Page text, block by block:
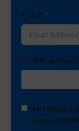
E-Mail
Ich möchte
Ich habe die
und